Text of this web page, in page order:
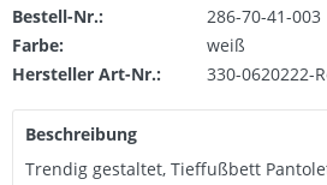
Bestell-Nr.:
286-70-41-003
Farbe:
weiß
Hersteller Art-Nr.:
330-0620222-
Beschreibung
Trendig gestaltet, Tieffußbett